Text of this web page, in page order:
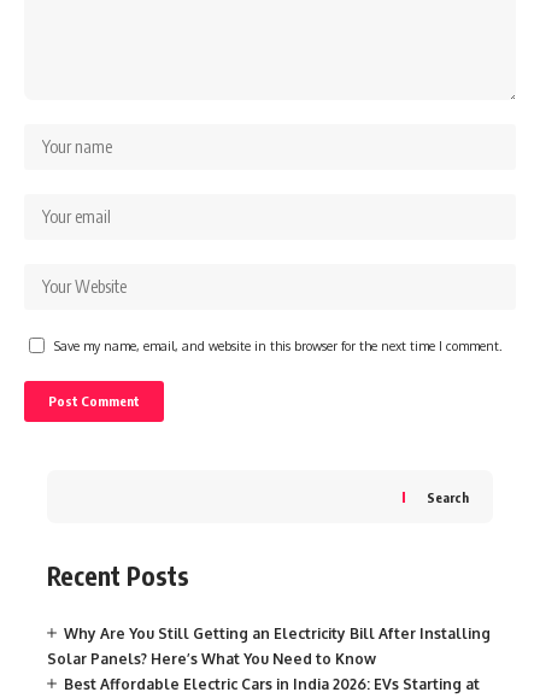
Save my name, email, and website in this browser for the next time I comment.
Search
Recent Posts
Why Are You Still Getting an Electricity Bill After Installing
Solar Panels? Here’s What You Need to Know
Best Affordable Electric Cars in India 2026: EVs Starting at